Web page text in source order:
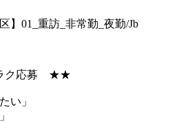
】01_重訪_非常勤_夜勤/Jb
ク応募 ★★
い」